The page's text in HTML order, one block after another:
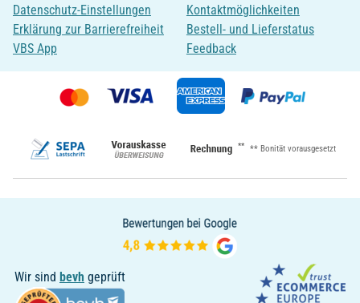
Datenschutz-Einstellungen
Erklärung zur Barrierefreiheit
VBS App
Kontaktmöglichkeiten
Bestell- und Lieferstatus
Feedback
** ** Bonität vorausgesetzt
Wir sind bevh geprüft